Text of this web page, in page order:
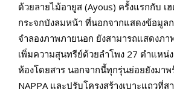
ด้วยลายไม้อายูส (Ayous) ครั้งแรกกับ เ
กระจกบังลมหน้า ที่นอกจากแสดงข้อมูล
จำลองภาพภายนอก ยังสามารถแสดงภา
เพิ่มความสุนทรีย์ด้วยลำโพง 27 ตำแหน่
ห้องโดยสาร นอกจากนี้ทุกรุ่นย่อยยังมาพ
NAPPA และปรับโครงสร้างเบาะแถวที่